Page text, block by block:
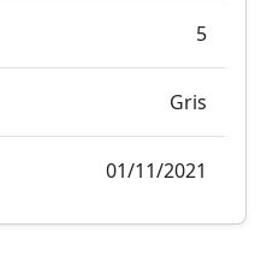
5
Gris
01/11/2021